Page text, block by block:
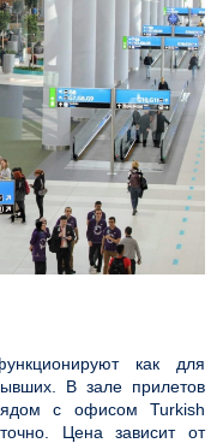
как для
В зале прилетов
с офисом Turkish
Цена зависит от